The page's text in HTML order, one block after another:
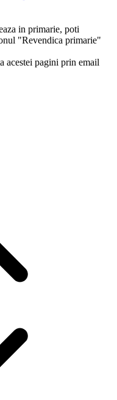
in primarie, poti
"Revendica primarie"
acestei pagini prin email